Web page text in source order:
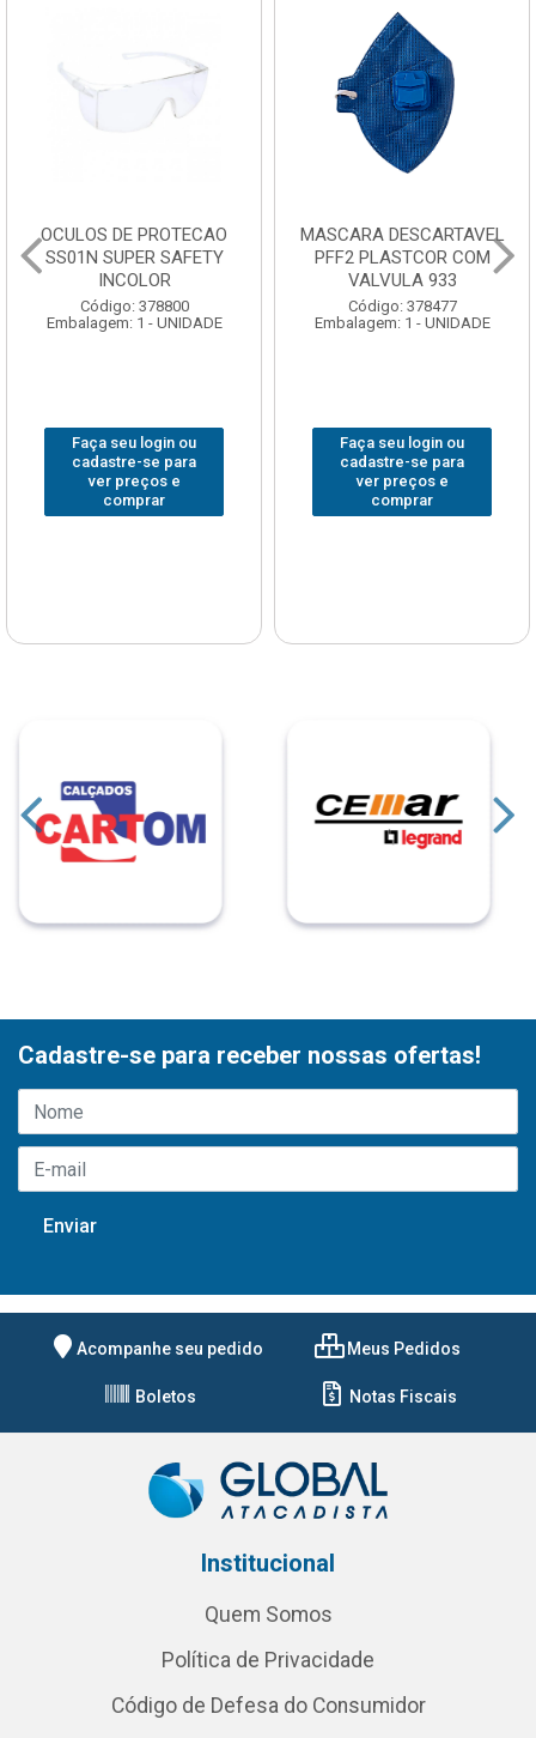
OCULOS DE PROTECAO
SS01N SUPER SAFETY
INCOLOR
Código: 378800
Embalagem: 1 - UNIDADE
Faça seu login ou
cadastre-se para
ver preços e
comprar
MASCARA DESCARTAVEL
PFF2 PLASTCOR COM
VALVULA 933
Código: 378477
Embalagem: 1 - UNIDADE
Faça seu login ou
cadastre-se para
ver preços e
comprar
Cadastre-se para receber nossas ofertas!
Acompanhe seu pedido Meus Pedidos
Boletos Notas Fiscais
Institucional
Quem Somos
Política de Privacidade
Código de Defesa do Consumidor